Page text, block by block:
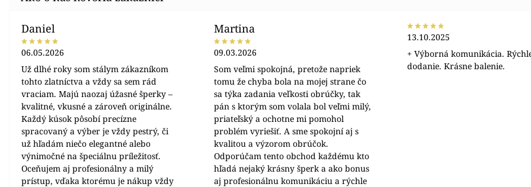
Daniel
06.05.2026
Už dlhé roky som stálym zákazníkom
tohto zlatníctva a vždy sa sem rád
vraciam. Majú naozaj úžasné šperky –
kvalitné, vkusné a zároveň originálne.
Každý kúsok pôsobí precízne
spracovaný a výber je vždy pestrý, či
už hľadám niečo elegantné alebo
výnimočné na špeciálnu príležitosť.
Oceňujem aj profesionálny a milý
prístup, vďaka ktorému je nákup vždy
Martina
09.03.2026
Som veľmi spokojná, pretože napriek
tomu že chyba bola na mojej strane čo
sa týka zadania veľkosti obrúčky, tak
pán s ktorým som volala bol veľmi milý,
priateľský a ochotne mi pomohol
problém vyriešiť. A sme spokojní aj s
kvalitou a výzorom obrúčok.
Odporúčam tento obchod každému kto
hľadá nejaký krásny šperk a ako bonus
aj profesionálnu komunikáciu a rýchle
13.10.2025
+ Výborná komunikácia.
dodanie. Krásne balenie.